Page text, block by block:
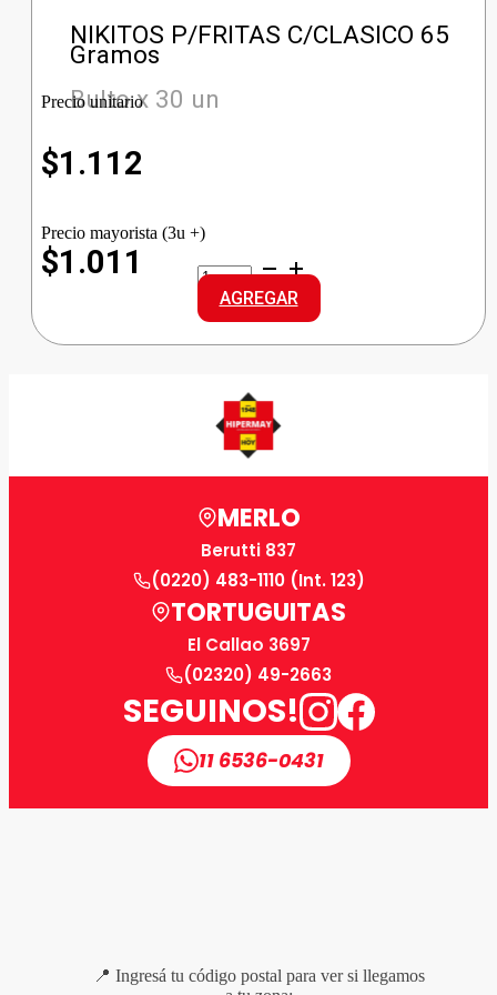
NIKITOS P/FRITAS C/CLASICO 65
Gramos
Bulto x 30 un
Precio unitario
$1.112
Precio mayorista (3u +)
$1.011
NIKITOS
P/FRITAS
C/CLASICO
cantidad
AGREGAR
MERLO
Berutti 837
(0220) 483-1110 (Int. 123)
TORTUGUITAS
El Callao 3697
(02320) 49-2663
SEGUINOS!
11 6536-0431
📍 Ingresá tu código postal para ver si llegamos